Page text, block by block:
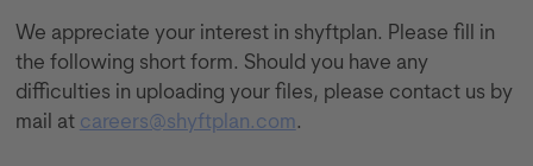
We appreciate your interest in shyftplan. Please fill in
the following short form. Should you have any
difficulties in uploading your files, please contact us by
mail at careers@shyftplan.com.